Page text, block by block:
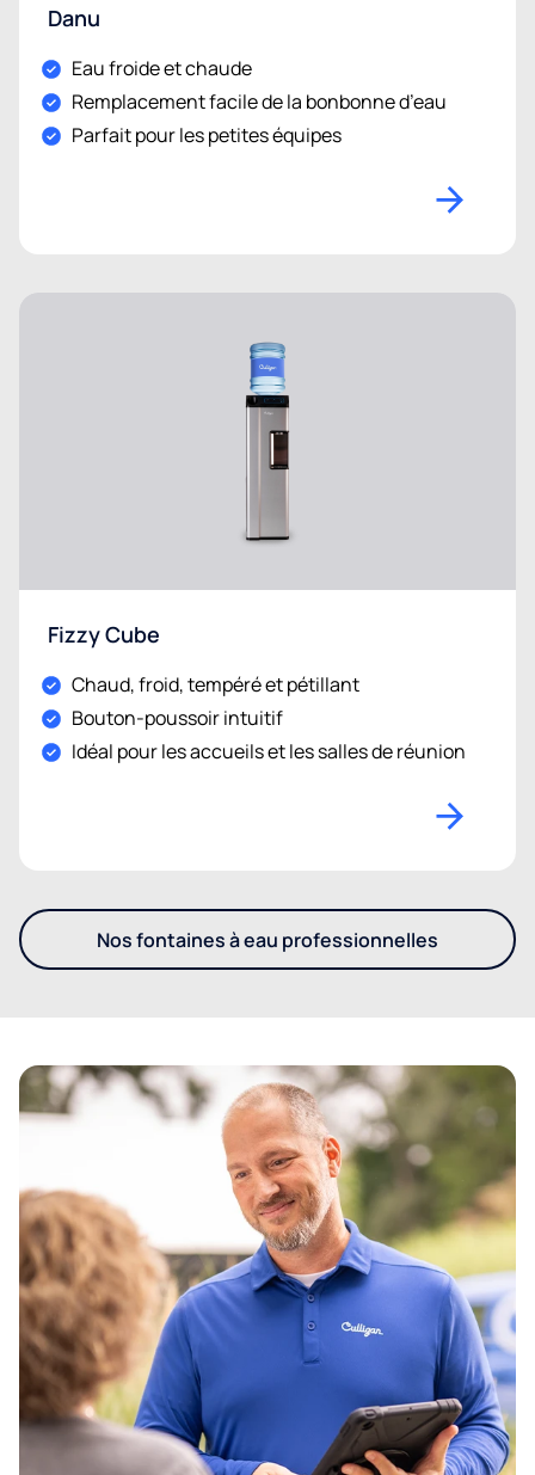
Danu
Eau froide et chaude
Remplacement facile de la bonbonne d’eau
Parfait pour les petites équipes
Fizzy Cube
Chaud, froid, tempéré et pétillant
Bouton-poussoir intuitif
Idéal pour les accueils et les salles de réunion
Nos fontaines à eau professionnelles
- Découvrez nos fontaines à